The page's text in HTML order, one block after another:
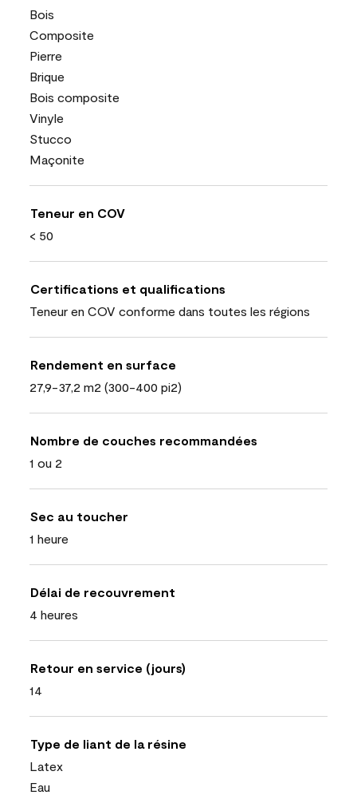
Bois
Composite
Pierre
Brique
Bois composite
Vinyle
Stucco
Maçonite
Teneur en COV
< 50
Certifications et qualifications
Teneur en COV conforme dans toutes les régions
Rendement en surface
27,9-37,2 m2 (300-400 pi2)
Nombre de couches recommandées
1 ou 2
Sec au toucher
1 heure
Délai de recouvrement
4 heures
Retour en service (jours)
14
Type de liant de la résine
Latex
Eau